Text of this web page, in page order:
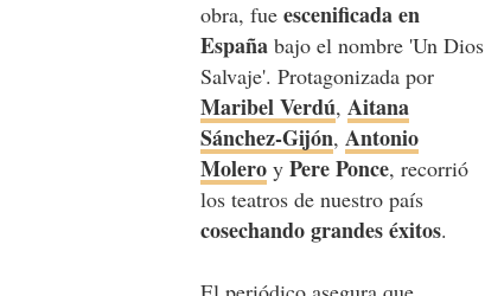
obra, fueescenificada en
España bajo el nombre 'Un Dios
Salvaje'. Protagonizada por
Maribel Verdú,Aitana
Sánchez-Gijón,Antonio
Molero yPere Ponce, recorrió
los teatros de nuestro país
cosechando grandes éxitos.